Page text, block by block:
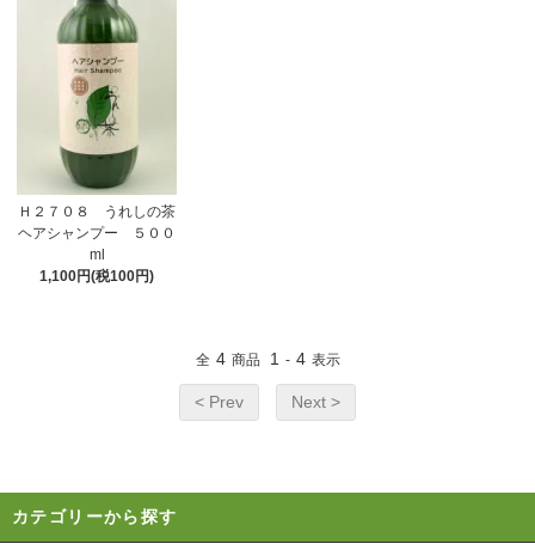
Ｈ２７０８ うれしの茶
ヘアシャンプー ５００
ml
1,100円(税100円)
全 4 商品 1 - 4 表示
< Prev Next >
カテゴリーから探す